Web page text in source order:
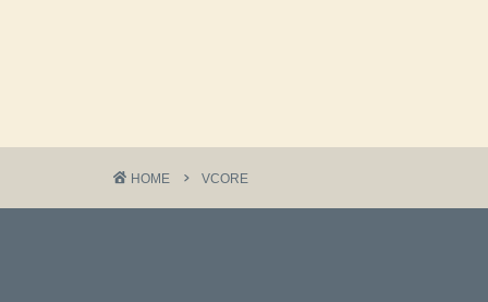
HOME VCORE